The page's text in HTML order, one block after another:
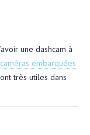
une dashcam à
embarquées
très utiles dans